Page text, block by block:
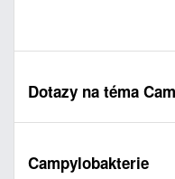
Dotazy na téma
Campylobakterie